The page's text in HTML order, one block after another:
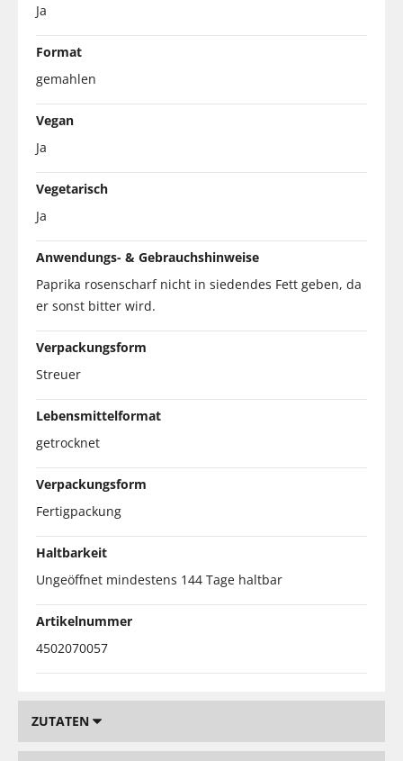
Ja
Format
gemahlen
Vegan
Ja
Vegetarisch
Ja
Anwendungs- & Gebrauchshinweise
Paprika rosenscharf nicht in siedendes Fett geben, da
er sonst bitter wird.
Verpackungsform
Streuer
Lebensmittelformat
getrocknet
Verpackungsform
Fertigpackung
Haltbarkeit
Ungeöffnet mindestens 144 Tage haltbar
Artikelnummer
4502070057
ZUTATEN